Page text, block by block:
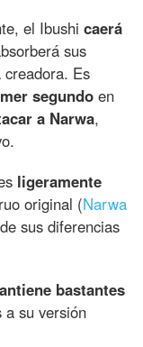
el Ibushicaerá
sus
Es
segundo en
a Narwa,
ligeramente
original (Narwa
sus diferencias
bastantes
a su versión